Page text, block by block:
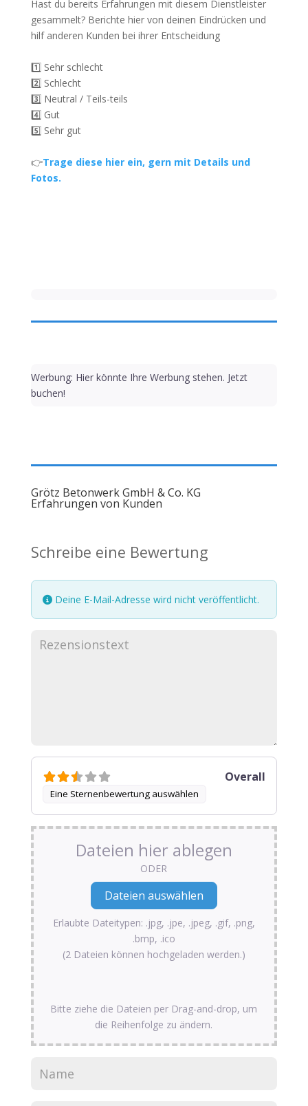
Hast du bereits Erfahrungen mit diesem Dienstleister
gesammelt? Berichte hier von deinen Eindrücken und
hilf anderen Kunden bei ihrer Entscheidung
1️⃣ Sehr schlecht
2️⃣ Schlecht
3️⃣ Neutral / Teils-teils
4️⃣ Gut
5️⃣ Sehr gut
👉Trage diese hier ein, gern mit Details und
Fotos.
Werbung: Hier könnte Ihre Werbung stehen. Jetzt
buchen!
Grötz Betonwerk GmbH & Co. KG
Erfahrungen von Kunden
Schreibe eine Bewertung
Deine E-Mail-Adresse wird nicht veröffentlicht.
Eine Sternenbewertung auswählen
Overall
Dateien hier ablegen
ODER
Erlaubte Dateitypen: .jpg, .jpe, .jpeg, .gif, .png,
.bmp, .ico
(2 Dateien können hochgeladen werden.)
Bitte ziehe die Dateien per Drag-and-drop, um
die Reihenfolge zu ändern.